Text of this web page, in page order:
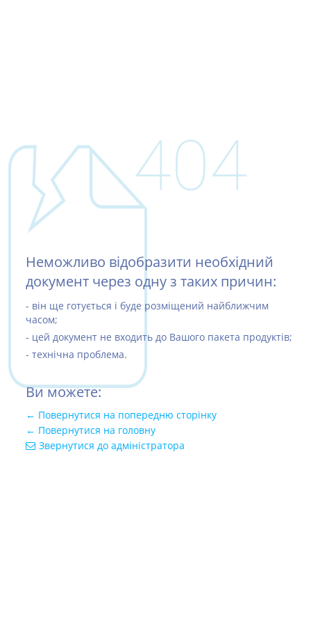
404
Неможливо відобразити необхідний
документ через одну з таких причин:
- він ще готується і буде розміщений найближчим
часом;
- цей документ не входить до Вашого пакета продуктів;
- технічна проблема.
Ви можете:
← Повернутися на попередню сторінку
← Повернутися на головну
Звернутися до адміністратора